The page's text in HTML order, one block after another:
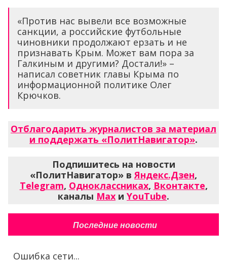
«Против нас вывели все возможные
санкции, а российские футбольные
чиновники продолжают ерзать и не
признавать Крым. Может вам пора за
Галкиным и другими? Достали!» –
написал советник главы Крыма по
информационной политике Олег
Крючков.
Отблагодарить журналистов за материал
и поддержать «ПолитНавигатор».
Подпишитесь на новости
«ПолитНавигатор» вЯндекс.Дзен,
Telegram, Одноклассниках, Вконтакте,
каналы Max и YouTube.
Последние новости
Ошибка сети...